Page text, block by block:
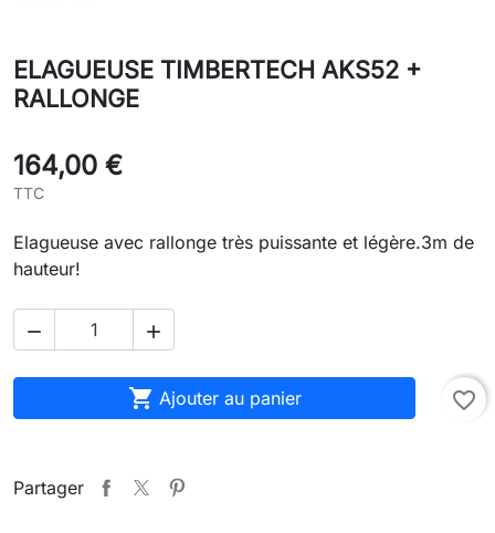
ELAGUEUSE TIMBERTECH AKS52 +
RALLONGE
164,00 €
TTC
Elagueuse avec rallonge très puissante et légère.3m de
hauteur!
 
 Ajouter au panier favorite_border
Partager